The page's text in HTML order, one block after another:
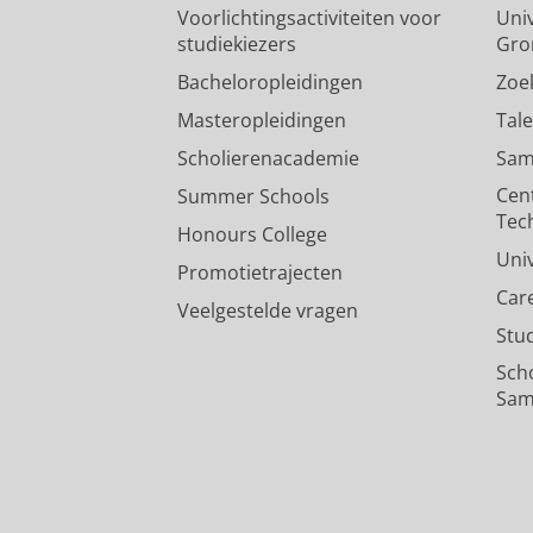
Voorlichtingsactiviteiten voor
studiekiezers
Bacheloropleidingen
Masteropleidingen
Scholierenacademie
Summer Schools
Honours College
Promotietrajecten
Veelgestelde vragen